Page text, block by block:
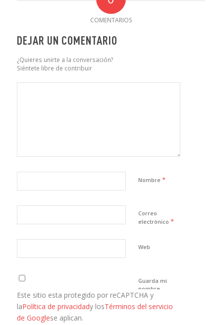
COMENTARIOS
DEJAR UN COMENTARIO
¿Quieres unirte a la conversación?
Siéntete libre de contribuir
Nombre *
Correo
electrónico *
Web
Guarda mi
nombre,
correo
electrónico y
Este sitio esta protegido por reCAPTCHA y
laPolítica de privacidady losTérminos del servicio
de Googlese aplican.